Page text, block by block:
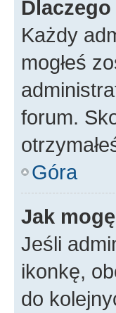
Każdy
mogłeś
forum.
Góra
Jak
Jeśli
ikonkę,
do